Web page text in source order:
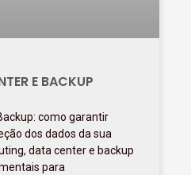
E BACKUP
como garantir
dos dados da sua
data center e backup
para